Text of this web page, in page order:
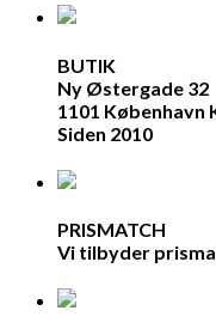
BUTIK
Ny Østergade 32
1101 København
Siden 2010
PRISMATCH
Vi tilbyder